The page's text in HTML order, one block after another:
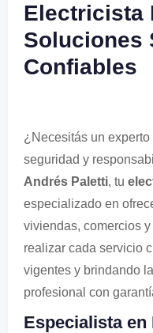
Electricista
Soluciones
Confiables
¿Necesitás un
seguridad y
Andrés Paletti, tu
especializado en
viviendas, comercios
realizar cada servicio
vigentes y brindando
profesional con
Especialista en